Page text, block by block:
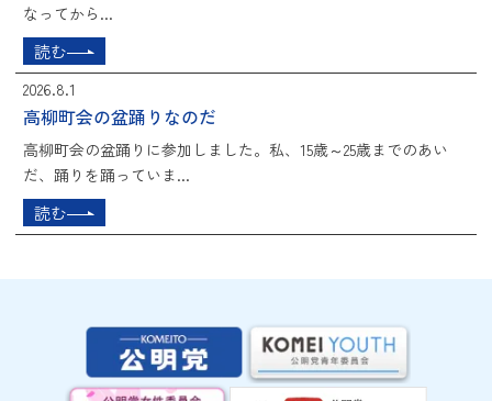
なってから...
読む
2026.8.1
高柳町会の盆踊りなのだ
高柳町会の盆踊りに参加しました。私、15歳～25歳までのあい
だ、踊りを踊っていま...
読む